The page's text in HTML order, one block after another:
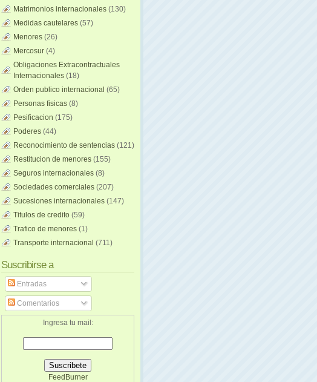
Matrimonios internacionales (130)
Medidas cautelares (57)
Menores (26)
Mercosur (4)
Obligaciones Extracontractuales
Internacionales (18)
Orden publico internacional (65)
Personas fisicas (8)
Pesificacion (175)
Poderes (44)
Reconocimiento de sentencias (121)
Restitucion de menores (155)
Seguros internacionales (8)
Sociedades comerciales (207)
Sucesiones internacionales (147)
Titulos de credito (59)
Trafico de menores (1)
Transporte internacional (711)
Suscribirse a
Entradas
Comentarios
Ingresa tu mail:
FeedBurner